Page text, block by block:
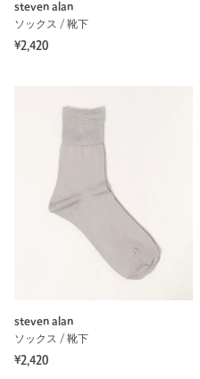
steven alan
ソックス / 靴下
¥2,420
steven alan
ソックス / 靴下
¥2,420